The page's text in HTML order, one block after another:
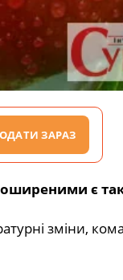
ЗАРАЗ
є
зміни,